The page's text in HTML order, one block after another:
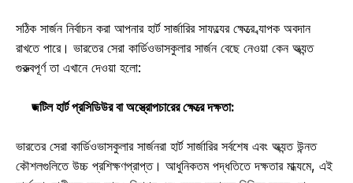
সঠিক সার্জন নির্বাচন করা আপনার হার্ট সার্জারির সাফল্যের ক্ষেত্রে ব্যাপক অবদান
রাখতে পারে। ভারতের সেরা কার্ডিওভাসকুলার সার্জন বেছে নেওয়া কেন অত্যন্ত
গুরুত্বপূর্ণ তা এখানে দেওয়া হলো:
জটিল হার্ট প্রসিডিউর বা অস্ত্রোপচারের ক্ষেত্রে দক্ষতা:
ভারতের সেরা কার্ডিওভাসকুলার সার্জনরা হার্ট সার্জারির সর্বশেষ এবং অত্যন্ত উন্নত
কৌশলগুলিতে উচ্চ প্রশিক্ষণপ্রাপ্ত। আধুনিকতম পদ্ধতিতে দক্ষতার মাধ্যমে, এই